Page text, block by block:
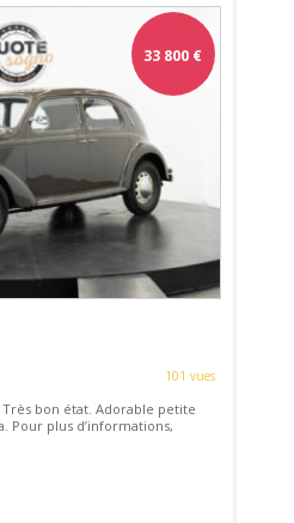
33 800 €
101 vues
Très bon état. Adorable petite
Pour plus d’informations,